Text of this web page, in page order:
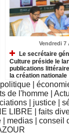
Vendredi 7
Le secrétaire
Culture préside le
publications
la création nationale
politique
de l'homme |
justice
LIBRE
faits
medias |conseil